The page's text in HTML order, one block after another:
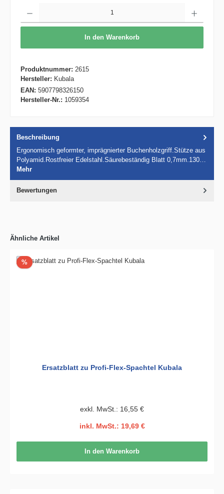
In den Warenkorb
Produktnummer: 2615
Hersteller: Kubala
EAN: 5907798326150
Hersteller-Nr.: 1059354
Beschreibung
Ergonomisch geformter, imprägnierter Buchenholzgriff.Stütze aus
Polyamid.Rostfreier Edelstahl.Säurebeständig Blatt 0,7mm.130…
Mehr
Bewertungen
Ähnliche Artikel
%Rabatt
Ersatzblatt zu Profi-Flex-Spachtel Kubala
exkl. MwSt.: 16,55 €
inkl. MwSt.: 19,69 €
In den Warenkorb